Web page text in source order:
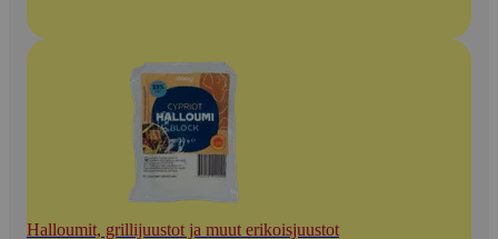
Halloumit, grillijuustot ja muut erikoisjuustot